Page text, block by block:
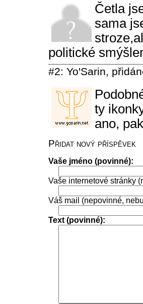
Četla
sama
politické
#2: Yo'Sarin,
ty
ano,
Přidat nový příspěvek
Vaše jméno (povinné):
Vaše internetové stránky
Váš mail (nepovinné,
Text (povinné):